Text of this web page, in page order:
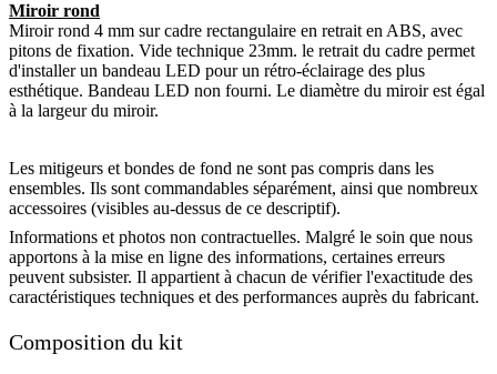
Miroir rond
Miroir rond 4 mm sur cadre rectangulaire en retrait en ABS, avec
pitons de fixation. Vide technique 23mm. le retrait du cadre permet
d'installer un bandeau LED pour un rétro-éclairage des plus
esthétique. Bandeau LED non fourni. Le diamètre du miroir est égal
à la largeur du miroir.
Les mitigeurs et bondes de fond ne sont pas compris dans les
ensembles. Ils sont commandables séparément, ainsi que nombreux
accessoires (visibles au-dessus de ce descriptif).
Informations et photos non contractuelles. Malgré le soin que nous
apportons à la mise en ligne des informations, certaines erreurs
peuvent subsister. Il appartient à chacun de vérifier l'exactitude des
caractéristiques techniques et des performances auprès du fabricant.
Composition du kit